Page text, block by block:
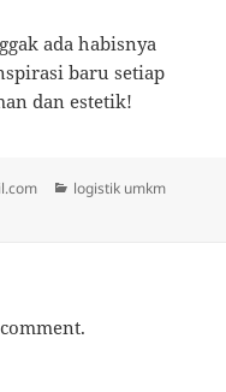
ada habisnya
baru setiap
dan estetik!
Categories
logistik umkm